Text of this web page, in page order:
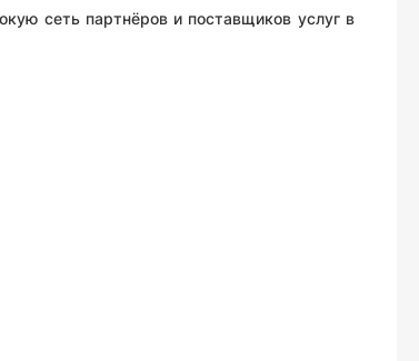
сеть партнёров и поставщиков услуг в